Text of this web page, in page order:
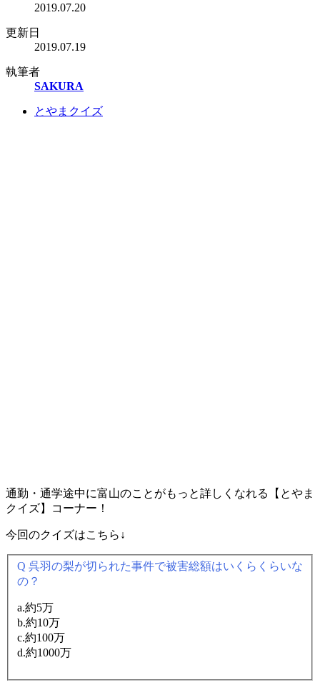
2019.07.20
更新日
2019.07.19
執筆者
SAKURA
とやまクイズ
通勤・通学途中に富山のことがもっと詳しくなれる【とやま
クイズ】コーナー！
今回のクイズはこちら↓
Q 呉羽の梨が切られた事件で被害総額はいくらくらいな
の？
a.約5万
b.約10万
c.約100万
d.約1000万